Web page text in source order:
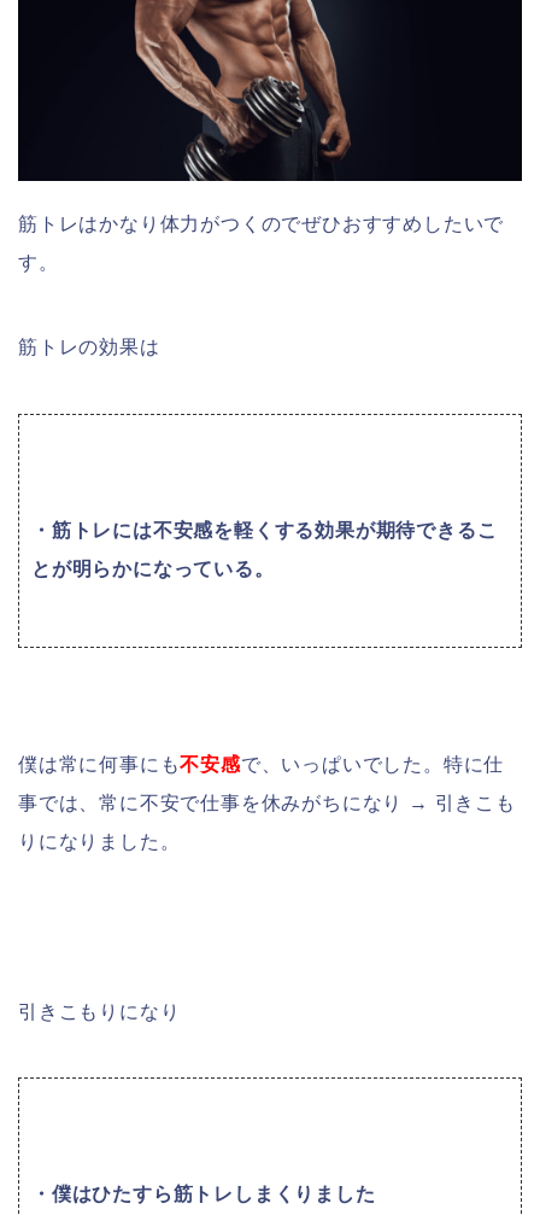
筋トレはかなり体力がつくのでぜひおすすめしたいで
す。
筋トレの効果は
・筋トレには不安感を軽くする効果が期待できるこ
とが明らかになっている。
僕は常に何事にも不安感で、いっぱいでした。特に仕
事では、常に不安で仕事を休みがちになり → 引きこも
りになりました。
引きこもりになり
・僕はひたすら筋トレしまくりました